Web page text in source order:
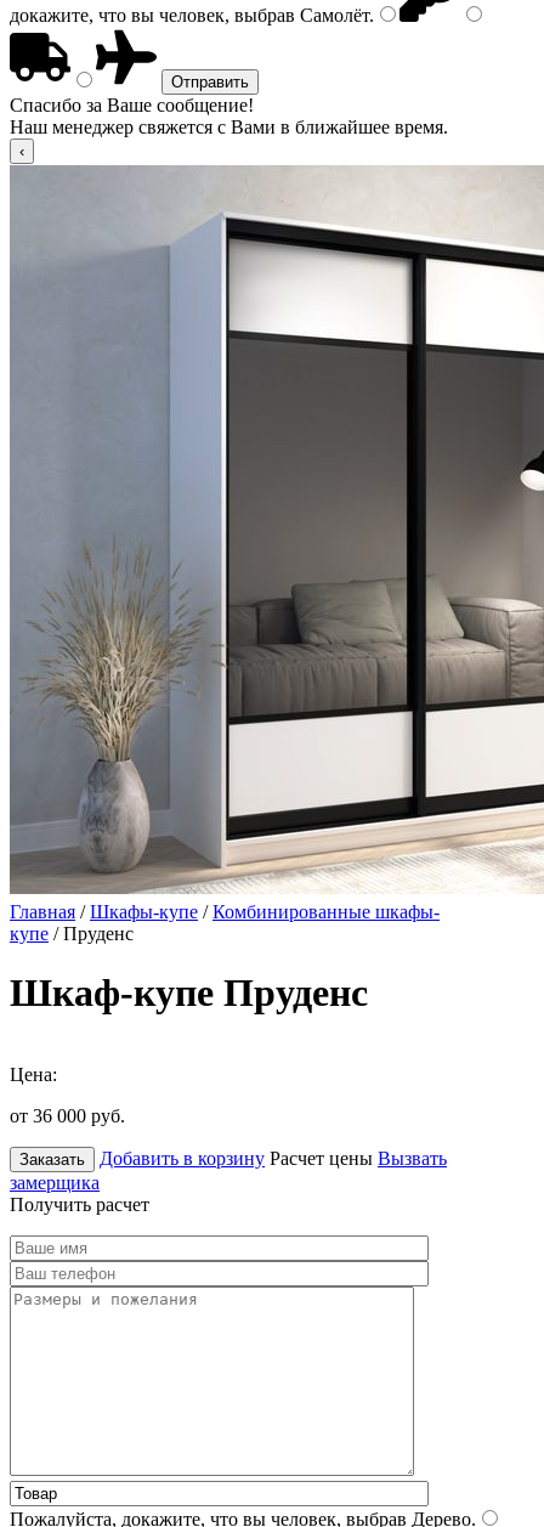
докажите, что вы человек, выбрав Самолёт.
Спасибо за Ваше сообщение!
Наш менеджер свяжется с Вами в ближайшее время.
Главная /Шкафы-купе /Комбинированные шкафы-
купе / Пруденс
Шкаф-купе Пруденс
Цена:
от 36 000 руб.
Заказать Добавить в корзину Расчет цены Вызвать
замерщика
Получить расчет
Пожалуйста, докажите, что вы человек, выбрав Дерево.